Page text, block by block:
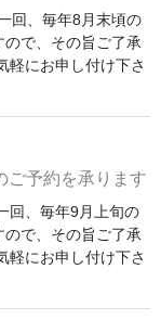
、毎年8月末頃の
で、その旨ご了承
軽にお申し付け下さ
ご予約を承ります
、毎年9月上旬の
で、その旨ご了承
軽にお申し付け下さ